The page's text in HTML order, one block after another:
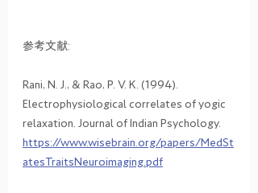
参考文献:
Rani, N. J., & Rao, P. V. K. (1994).
Electrophysiological correlates of yogic
relaxation. Journal of Indian Psychology.
https://www.wisebrain.org/papers/MedSt
atesTraitsNeuroimaging.pdf